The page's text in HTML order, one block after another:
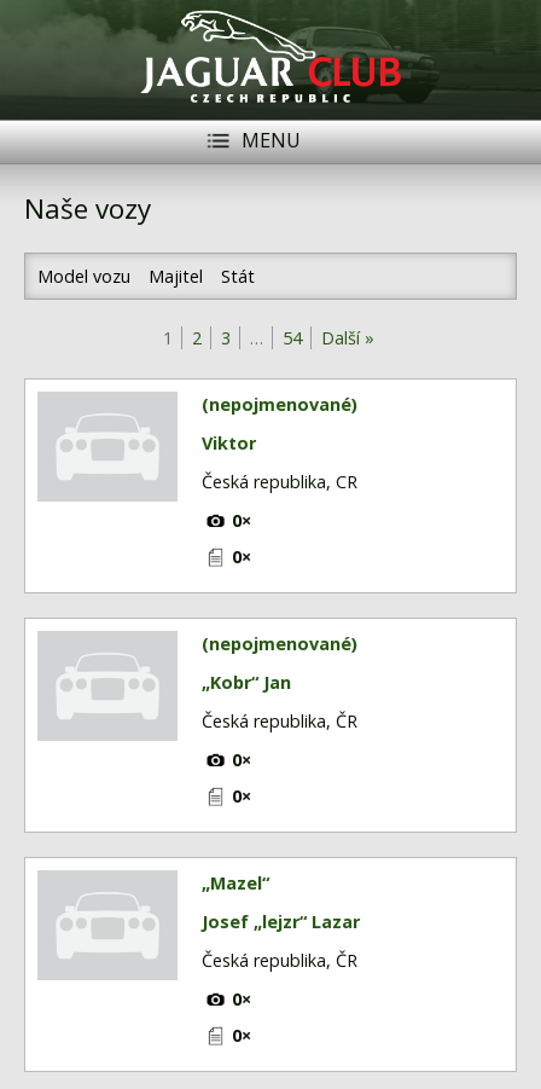
MENU
Modely Jaguar
Naše vozy
Akce
Videa
Naše vozy
Model vozu Majitel Stát
1 2 3 … 54 Další »
(nepojmenované)
Viktor
Česká republika, CR
0×
0×
(nepojmenované)
„Kobr“ Jan
Česká republika, ČR
0×
0×
„Mazel“
Josef „lejzr“ Lazar
Česká republika, ČR
0×
0×